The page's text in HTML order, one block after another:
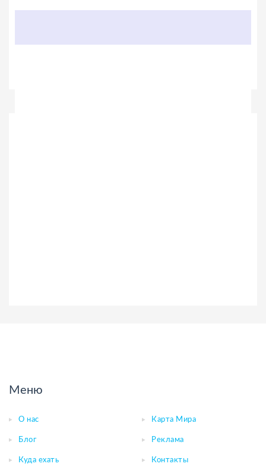
Меню
О нас Карта Мира
Блог Реклама
Куда ехать Контакты